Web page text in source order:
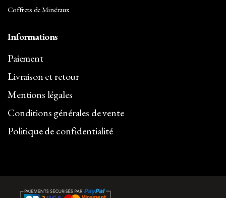
Coffrets de Minéraux
Informations
Paiement
Livraison et retour
Mentions légales
Conditions générales de vente
Politique de confidentialité